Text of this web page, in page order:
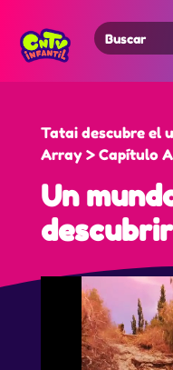
Search
for:
Tatai descubre el
Array > Capítulo
Un
descubrir